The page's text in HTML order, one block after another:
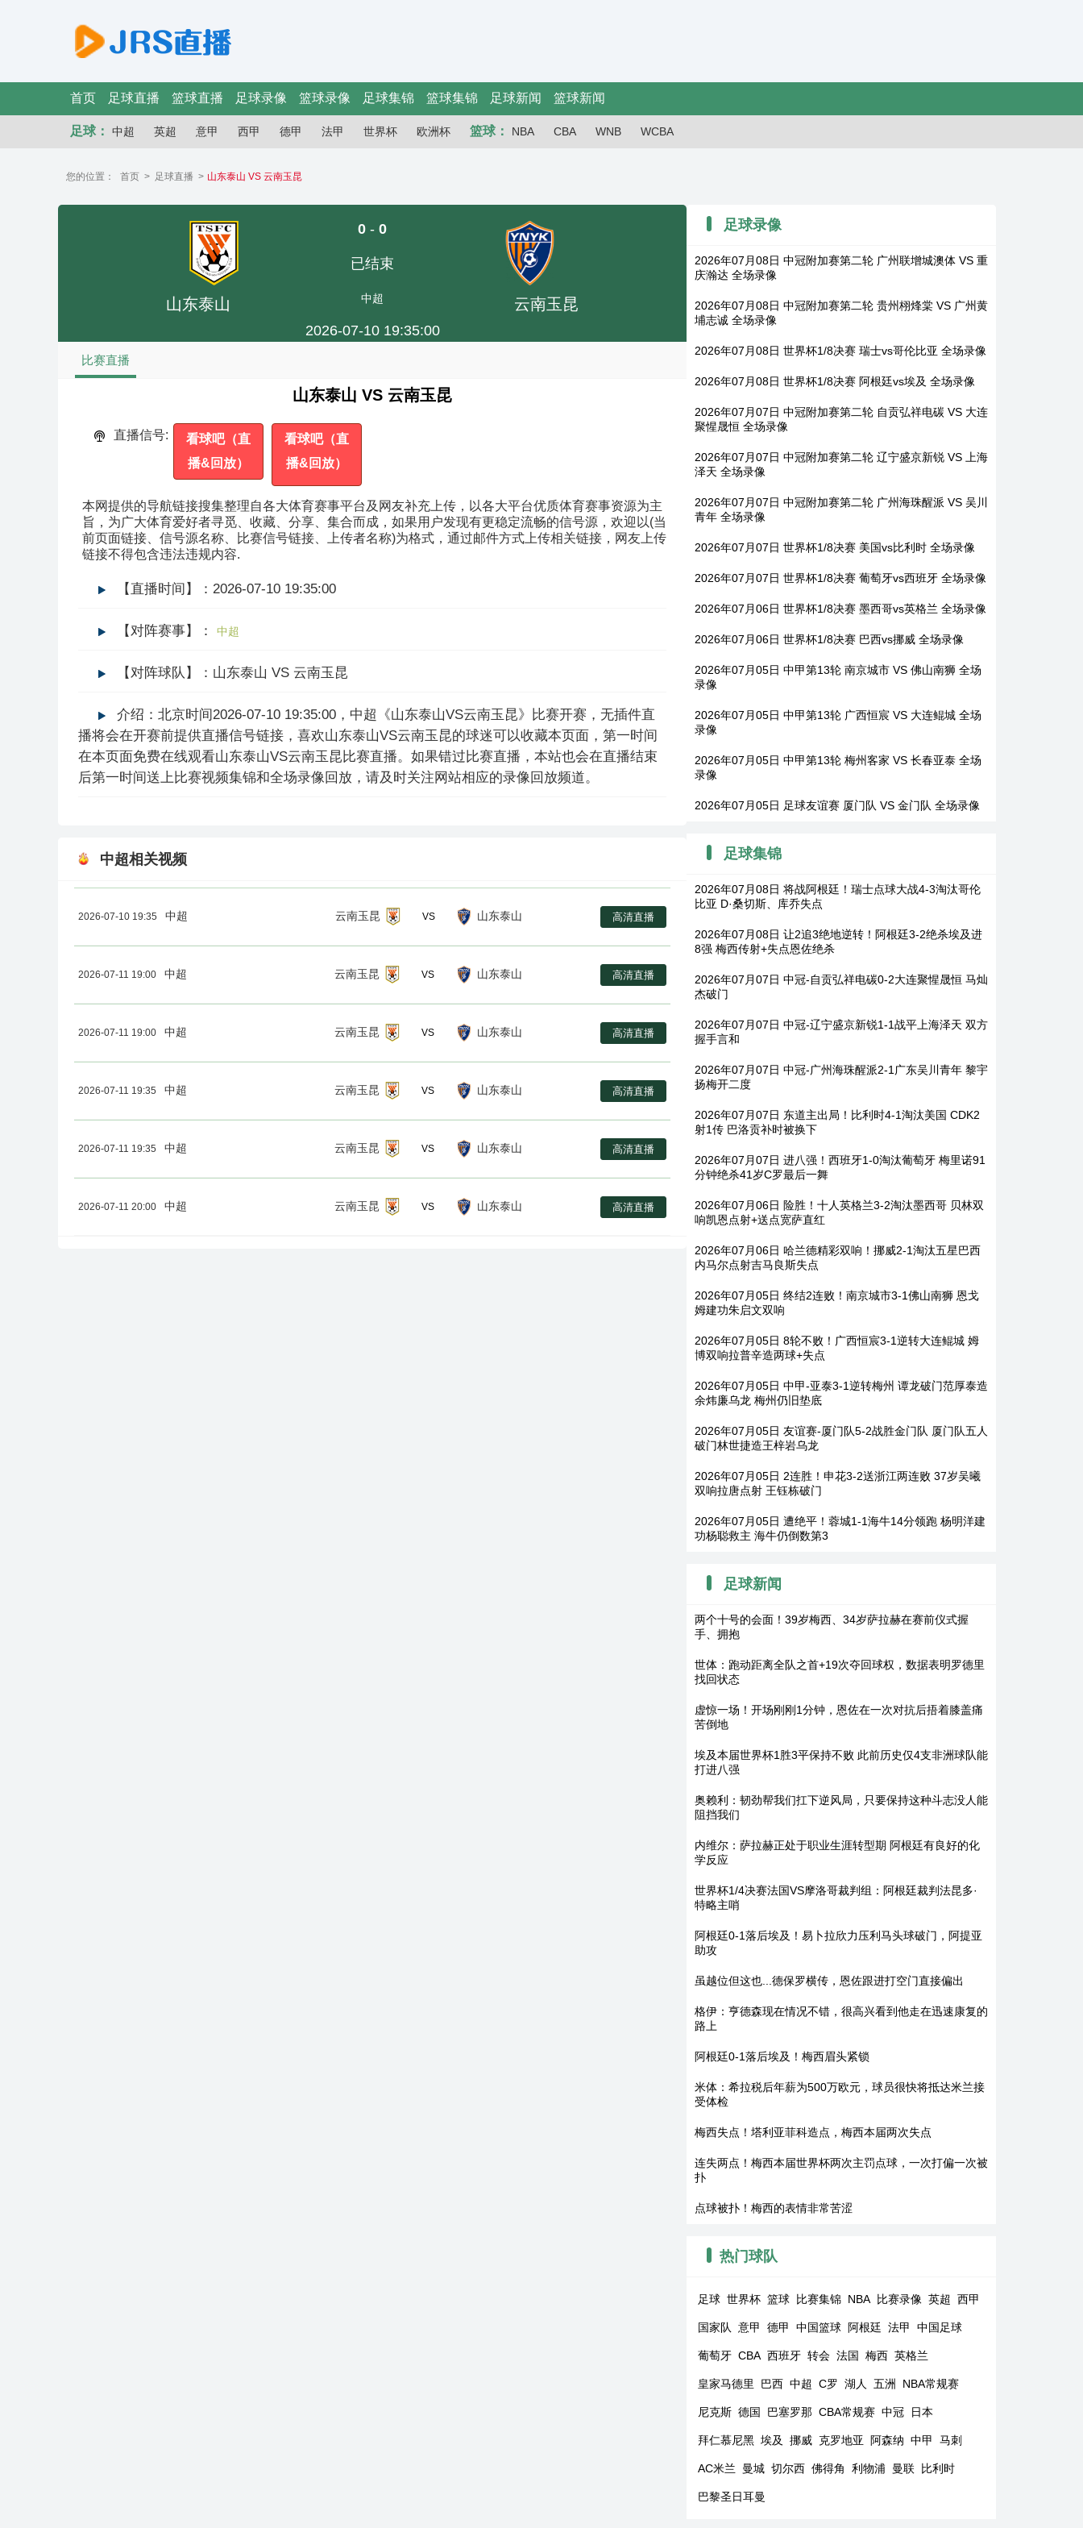
首页 足球直播 篮球直播 足球录像 篮球录像 足球集锦 篮球集锦 足球新闻 篮球新闻
足球： 中超 英超 意甲 西甲 德甲 法甲 世界杯 欧洲杯 篮球： NBA CBA WNB WCBA
您的位置： 首页 > 足球直播 > 山东泰山 VS 云南玉昆
山东泰山
0 - 0
已结束
中超
2026-07-10 19:35:00
云南玉昆
比赛直播
山东泰山 VS 云南玉昆
直播信号:
看球吧（直
播&回放）
看球吧（直
播&回放）
本网提供的导航链接搜集整理自各大体育赛事平台及网友补充上传，以各大平台优质体育赛事资源为主
旨，为广大体育爱好者寻觅、收藏、分享、集合而成，如果用户发现有更稳定流畅的信号源，欢迎以(当
前页面链接、信号源名称、比赛信号链接、上传者名称)为格式，通过邮件方式上传相关链接，网友上传
链接不得包含违法违规内容.
【直播时间】：2026-07-10 19:35:00
【对阵赛事】：中超
【对阵球队】：山东泰山 VS 云南玉昆
介绍：北京时间2026-07-10 19:35:00，中超《山东泰山VS云南玉昆》比赛开赛，无插件直
播将会在开赛前提供直播信号链接，喜欢山东泰山VS云南玉昆的球迷可以收藏本页面，第一时间
在本页面免费在线观看山东泰山VS云南玉昆比赛直播。如果错过比赛直播，本站也会在直播结束
后第一时间送上比赛视频集锦和全场录像回放，请及时关注网站相应的录像回放频道。
中超相关视频
2026-07-10 19:35 中超 云南玉昆 VS 山东泰山 高清直播
2026-07-11 19:00 中超 云南玉昆 VS 山东泰山 高清直播
2026-07-11 19:00 中超 云南玉昆 VS 山东泰山 高清直播
2026-07-11 19:35 中超 云南玉昆 VS 山东泰山 高清直播
2026-07-11 19:35 中超 云南玉昆 VS 山东泰山 高清直播
2026-07-11 20:00 中超 云南玉昆 VS 山东泰山 高清直播
足球录像
2026年07月08日 中冠附加赛第二轮 广州联增城澳体 VS 重
庆瀚达 全场录像
2026年07月08日 中冠附加赛第二轮 贵州栩烽棠 VS 广州黄
埔志诚 全场录像
2026年07月08日 世界杯1/8决赛 瑞士vs哥伦比亚 全场录像
2026年07月08日 世界杯1/8决赛 阿根廷vs埃及 全场录像
2026年07月07日 中冠附加赛第二轮 自贡弘祥电碳 VS 大连
聚惺晟恒 全场录像
2026年07月07日 中冠附加赛第二轮 辽宁盛京新锐 VS 上海
泽天 全场录像
2026年07月07日 中冠附加赛第二轮 广州海珠醒派 VS 吴川
青年 全场录像
2026年07月07日 世界杯1/8决赛 美国vs比利时 全场录像
2026年07月07日 世界杯1/8决赛 葡萄牙vs西班牙 全场录像
2026年07月06日 世界杯1/8决赛 墨西哥vs英格兰 全场录像
2026年07月06日 世界杯1/8决赛 巴西vs挪威 全场录像
2026年07月05日 中甲第13轮 南京城市 VS 佛山南狮 全场
录像
2026年07月05日 中甲第13轮 广西恒宸 VS 大连鲲城 全场
录像
2026年07月05日 中甲第13轮 梅州客家 VS 长春亚泰 全场
录像
2026年07月05日 足球友谊赛 厦门队 VS 金门队 全场录像
足球集锦
2026年07月08日 将战阿根廷！瑞士点球大战4-3淘汰哥伦
比亚 D·桑切斯、库乔失点
2026年07月08日 让2追3绝地逆转！阿根廷3-2绝杀埃及进
8强 梅西传射+失点恩佐绝杀
2026年07月07日 中冠-自贡弘祥电碳0-2大连聚惺晟恒 马灿
杰破门
2026年07月07日 中冠-辽宁盛京新锐1-1战平上海泽天 双方
握手言和
2026年07月07日 中冠-广州海珠醒派2-1广东吴川青年 黎宇
扬梅开二度
2026年07月07日 东道主出局！比利时4-1淘汰美国 CDK2
射1传 巴洛贡补时被换下
2026年07月07日 进八强！西班牙1-0淘汰葡萄牙 梅里诺91
分钟绝杀41岁C罗最后一舞
2026年07月06日 险胜！十人英格兰3-2淘汰墨西哥 贝林双
响凯恩点射+送点宽萨直红
2026年07月06日 哈兰德精彩双响！挪威2-1淘汰五星巴西
内马尔点射吉马良斯失点
2026年07月05日 终结2连败！南京城市3-1佛山南狮 恩戈
姆建功朱启文双响
2026年07月05日 8轮不败！广西恒宸3-1逆转大连鲲城 姆
博双响拉普辛造两球+失点
2026年07月05日 中甲-亚泰3-1逆转梅州 谭龙破门范厚泰造
余炜廉乌龙 梅州仍旧垫底
2026年07月05日 友谊赛-厦门队5-2战胜金门队 厦门队五人
破门林世捷造王梓岩乌龙
2026年07月05日 2连胜！申花3-2送浙江两连败 37岁吴曦
双响拉唐点射 王钰栋破门
2026年07月05日 遭绝平！蓉城1-1海牛14分领跑 杨明洋建
功杨聪救主 海牛仍倒数第3
足球新闻
两个十号的会面！39岁梅西、34岁萨拉赫在赛前仪式握
手、拥抱
世体：跑动距离全队之首+19次夺回球权，数据表明罗德里
找回状态
虚惊一场！开场刚刚1分钟，恩佐在一次对抗后捂着膝盖痛
苦倒地
埃及本届世界杯1胜3平保持不败 此前历史仅4支非洲球队能
打进八强
奥赖利：韧劲帮我们扛下逆风局，只要保持这种斗志没人能
阻挡我们
内维尔：萨拉赫正处于职业生涯转型期 阿根廷有良好的化
学反应
世界杯1/4决赛法国VS摩洛哥裁判组：阿根廷裁判法昆多·
特略主哨
阿根廷0-1落后埃及！易卜拉欣力压利马头球破门，阿提亚
助攻
虽越位但这也...德保罗横传，恩佐跟进打空门直接偏出
格伊：亨德森现在情况不错，很高兴看到他走在迅速康复的
路上
阿根廷0-1落后埃及！梅西眉头紧锁
米体：希拉税后年薪为500万欧元，球员很快将抵达米兰接
受体检
梅西失点！塔利亚菲科造点，梅西本届两次失点
连失两点！梅西本届世界杯两次主罚点球，一次打偏一次被
扑
点球被扑！梅西的表情非常苦涩
热门球队
足球 世界杯 篮球 比赛集锦 NBA 比赛录像 英超 西甲
国家队 意甲 德甲 中国篮球 阿根廷 法甲 中国足球
葡萄牙 CBA 西班牙 转会 法国 梅西 英格兰
皇家马德里 巴西 中超 C罗 湖人 五洲 NBA常规赛
尼克斯 德国 巴塞罗那 CBA常规赛 中冠 日本
拜仁慕尼黑 埃及 挪威 克罗地亚 阿森纳 中甲 马刺
AC米兰 曼城 切尔西 佛得角 利物浦 曼联 比利时
巴黎圣日耳曼